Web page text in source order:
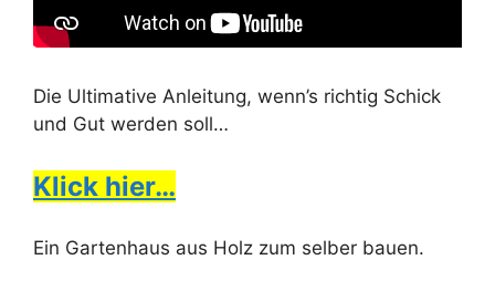
Die Ultimative Anleitung, wenn’s richtig Schick
und Gut werden soll…
Klick hier…
Ein Gartenhaus aus Holz zum selber bauen.